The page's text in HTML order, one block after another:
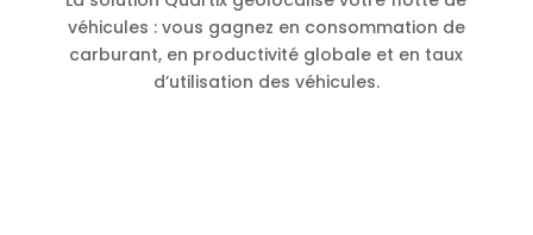
véhicules : vous gagnez en consommation de
carburant, en productivité globale et en taux
d’utilisation des véhicules.